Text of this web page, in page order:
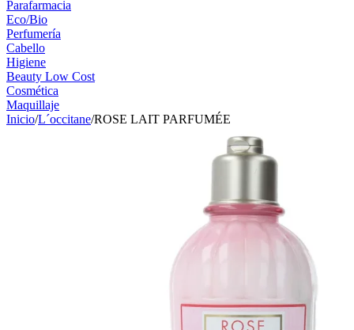
Parafarmacia
Eco/Bio
Perfumería
Cabello
Higiene
Beauty Low Cost
Cosmética
Maquillaje
Inicio/L´occitane/ROSE LAIT PARFUMÉE